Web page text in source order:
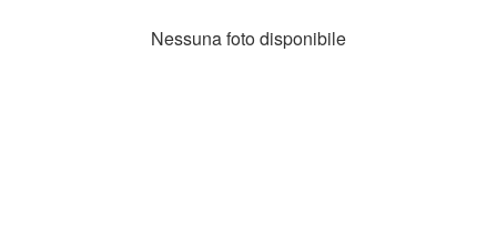
Nessuna foto disponibile